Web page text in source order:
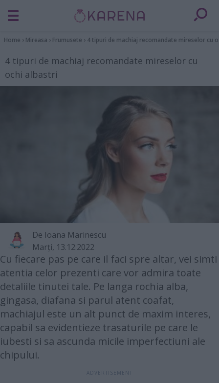
Home › Mireasa › Frumusete › 4 tipuri de machiaj recomandate mireselor cu
4 tipuri de machiaj recomandate mireselor cu
ochi albastri
De Ioana Marinescu
Marţi, 13.12.2022
Cu fiecare pas pe care il faci spre altar, vei simti
atentia celor prezenti care vor admira toate
detaliile tinutei tale. Pe langa rochia alba,
gingasa, diafana si parul atent coafat,
machiajul este un alt punct de maxim interes,
capabil sa evidentieze trasaturile pe care le
iubesti si sa ascunda micile imperfectiuni ale
chipului.